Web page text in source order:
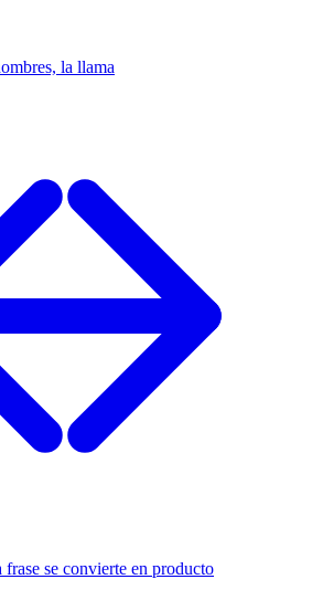
la llama
frase se convierte en producto